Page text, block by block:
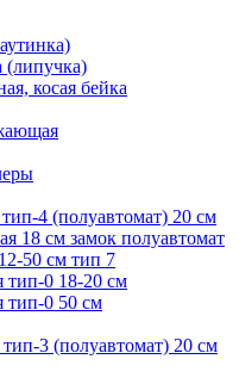
(липучка)
косая бейка
4 (полуавтомат) 20 см
18 см замок полуавтомат
50 см тип 7
тип-0 18-20 см
тип-0 50 см
3 (полуавтомат) 20 см